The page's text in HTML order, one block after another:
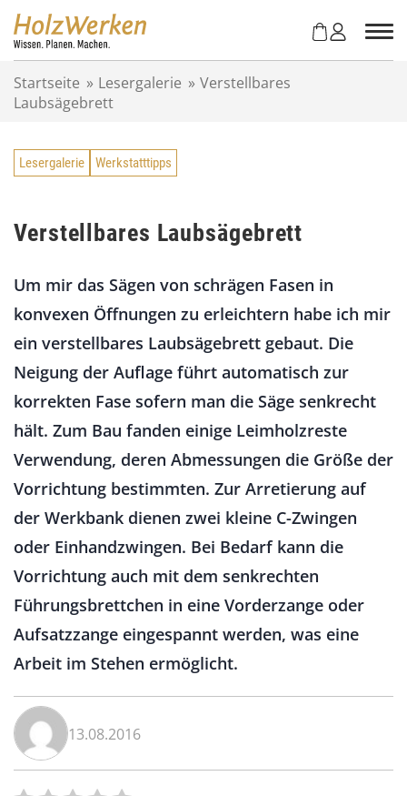
Startseite » Lesergalerie » Verstellbares
Laubsägebrett
Lesergalerie Werkstatttipps
Verstellbares Laubsägebrett
Um mir das Sägen von schrägen Fasen in
konvexen Öffnungen zu erleichtern habe ich mir
ein verstellbares Laubsägebrett gebaut. Die
Neigung der Auflage führt automatisch zur
korrekten Fase sofern man die Säge senkrecht
hält. Zum Bau fanden einige Leimholzreste
Verwendung, deren Abmessungen die Größe der
Vorrichtung bestimmten. Zur Arretierung auf
der Werkbank dienen zwei kleine C-Zwingen
oder Einhandzwingen. Bei Bedarf kann die
Vorrichtung auch mit dem senkrechten
Führungsbrettchen in eine Vorderzange oder
Aufsatzzange eingespannt werden, was eine
Arbeit im Stehen ermöglicht.
13.08.2016